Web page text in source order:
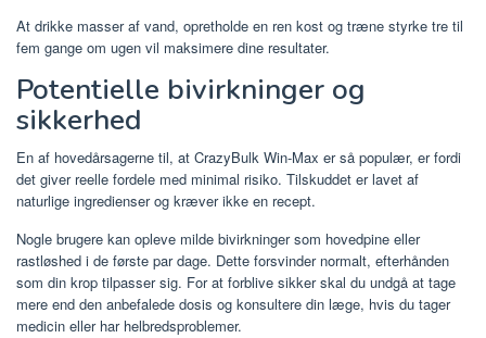
At drikke masser af vand, opretholde en ren kost og træne styrke tre til
fem gange om ugen vil maksimere dine resultater.
Potentielle bivirkninger og
sikkerhed
En af hovedårsagerne til, at CrazyBulk Win-Max er så populær, er fordi
det giver reelle fordele med minimal risiko. Tilskuddet er lavet af
naturlige ingredienser og kræver ikke en recept.
Nogle brugere kan opleve milde bivirkninger som hovedpine eller
rastløshed i de første par dage. Dette forsvinder normalt, efterhånden
som din krop tilpasser sig. For at forblive sikker skal du undgå at tage
mere end den anbefalede dosis og konsultere din læge, hvis du tager
medicin eller har helbredsproblemer.